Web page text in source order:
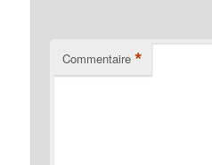
Commentaire *